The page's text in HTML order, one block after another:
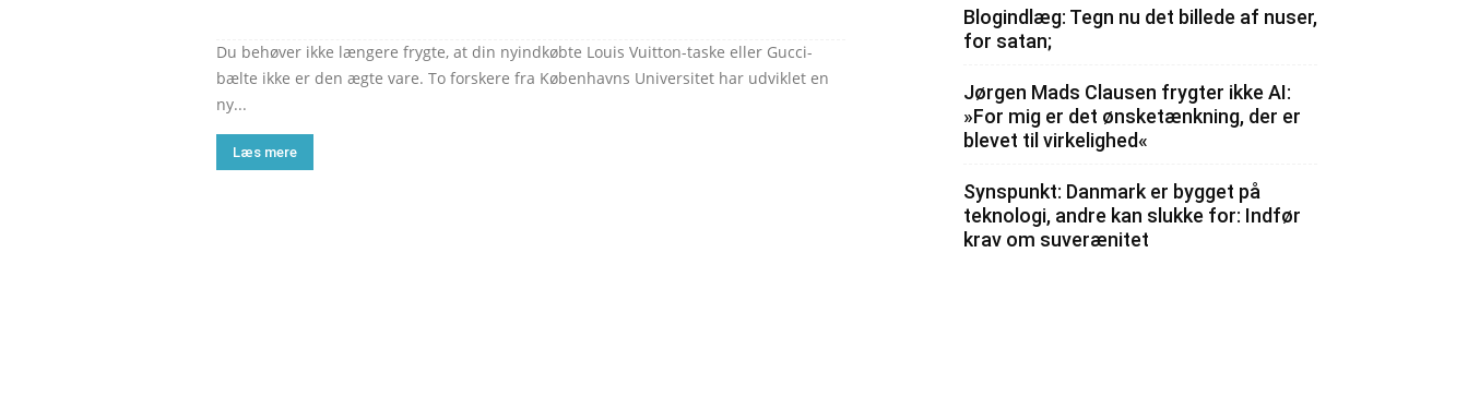
Du behøver ikke længere frygte, at din nyindkøbte Louis Vuitton-taske eller Gucci-
bælte ikke er den ægte vare. To forskere fra Københavns Universitet har udviklet en
ny...
Læs mere
Blogindlæg: Tegn nu det billede af nuser,
for satan;
Jørgen Mads Clausen frygter ikke AI:
»For mig er det ønsketænkning, der er
blevet til virkelighed«
Synspunkt: Danmark er bygget på
teknologi, andre kan slukke for: Indfør
krav om suverænitet